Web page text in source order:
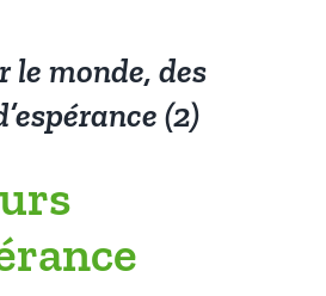
le monde, des
(2)